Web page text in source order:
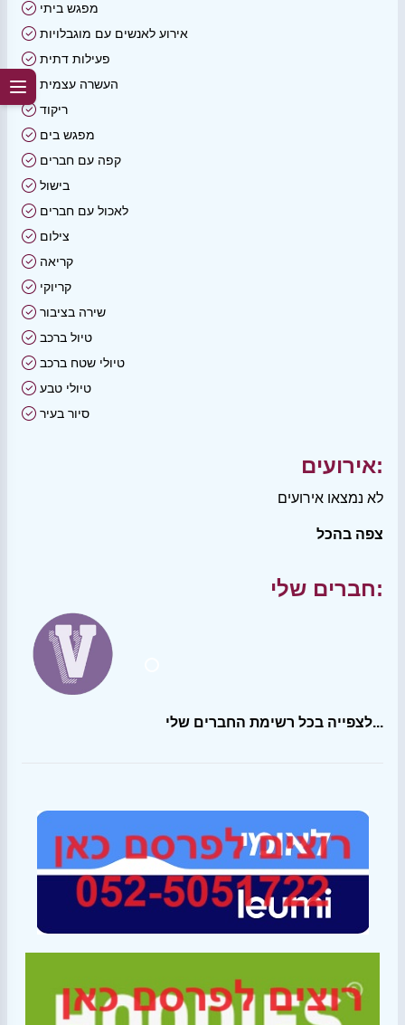
מפגש ביתי
אירוע לאנשים עם מוגבלויות
פעילות דתית
העשרה עצמית
ריקוד
מפגש בים
קפה עם חברים
בישול
לאכול עם חברים
צילום
קריאה
קריוקי
שירה בציבור
טיול ברכב
טיולי שטח ברכב
טיולי טבע
סיור בעיר
אירועים:
לא נמצאו אירועים
צפה בהכל
חברים שלי:
לצפייה בכל רשימת החברים שלי...